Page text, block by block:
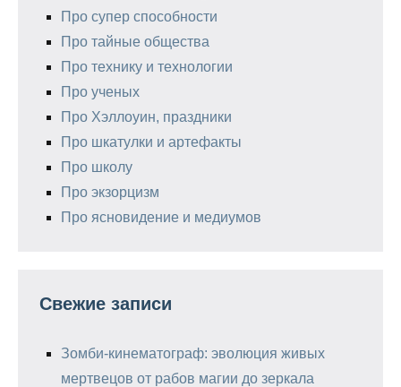
Про супер способности
Про тайные общества
Про технику и технологии
Про ученых
Про Хэллоуин, праздники
Про шкатулки и артефакты
Про школу
Про экзорцизм
Про ясновидение и медиумов
Свежие записи
Зомби-кинематограф: эволюция живых
мертвецов от рабов магии до зеркала